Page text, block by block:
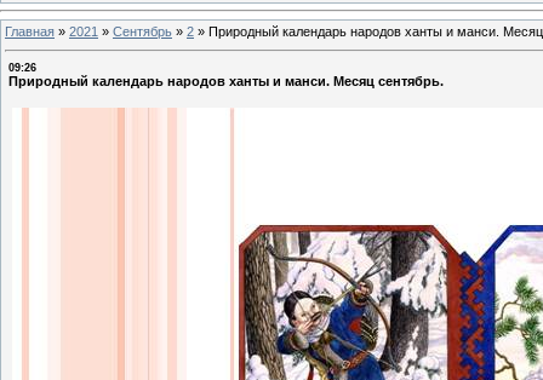
Главная » 2021 » Сентябрь » 2 » Природный календарь народов ханты и манси.
09:26
Природный календарь народов ханты и манси. Месяц сентябрь.